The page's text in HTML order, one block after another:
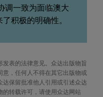
调一致为面临澳大
积极的明确性。
表的法律意见。众达出版物旨
意，任何人不得在其它出版物或
保留批准他人引用或引述众达
的转载许可，请使用众达网站